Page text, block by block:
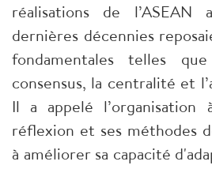
réalisations de
dernières décennies
fondamentales telles
consensus, la centralité et
Il a appelé l’organisation
réflexion et ses méthodes
à améliorer sa capacité